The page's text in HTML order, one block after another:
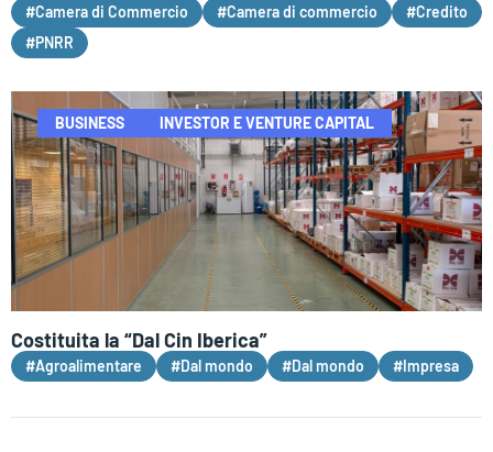
#Camera di Commercio #Camera di commercio
#Credito
#PNRR
BUSINESS INVESTOR E VENTURE CAPITAL
Costituita la “Dal Cin Iberica”
#Agroalimentare #Dal mondo #Dal mondo #Impresa